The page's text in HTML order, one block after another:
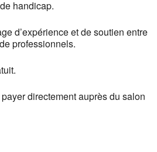
handicap.
d’expérience et de soutien entre
professionnels.
directement auprès du salon